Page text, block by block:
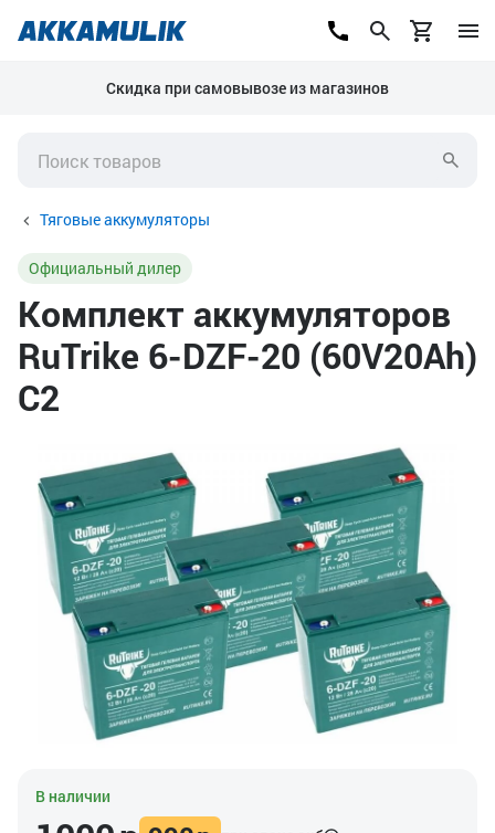
Скидка при самовывозе из магазинов
Тяговые аккумуляторы
Официальный дилер
Комплект аккумуляторов
RuTrike 6-DZF-20 (60V20Ah)
C2
В наличии